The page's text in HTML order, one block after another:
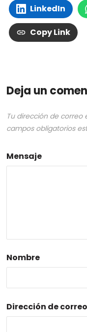
LinkedIn
Copy Link
Deja un
Tu dirección de correo
campos obligatorios
Mensaje
Nombre
Dirección de